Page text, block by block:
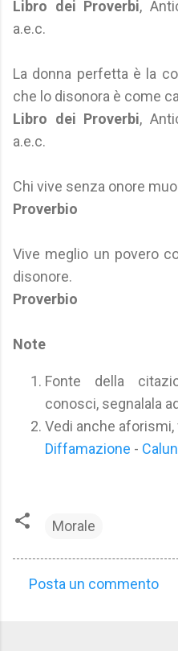
Libro dei Proverbi,
a.e.c.
La donna perfetta è la
che lo disonora è come
Libro dei Proverbi,
a.e.c.
Chi vive senza onore
Proverbio
Vive meglio un povero
disonore.
Proverbio
Note
Fonte della
conosci, segnalala
Vedi anche
Diffamazione -
Morale
Posta un commento